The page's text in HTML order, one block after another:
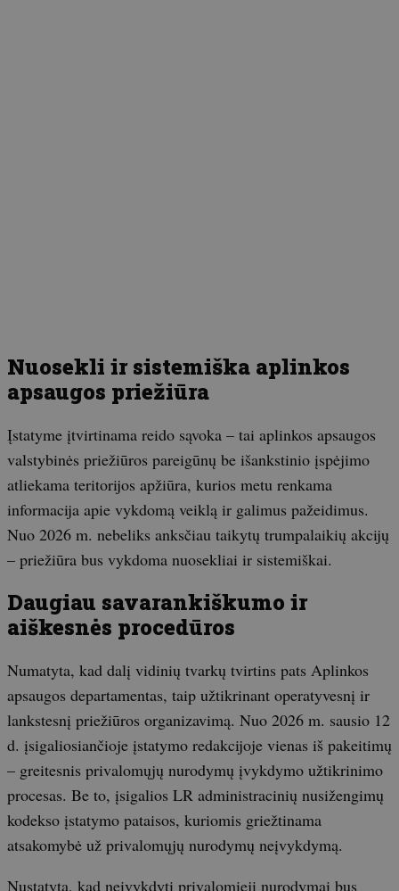
Nuosekli ir sistemiška aplinkos
apsaugos priežiūra
Įstatyme įtvirtinama reido sąvoka – tai aplinkos apsaugos
valstybinės priežiūros pareigūnų be išankstinio įspėjimo
atliekama teritorijos apžiūra, kurios metu renkama
informacija apie vykdomą veiklą ir galimus pažeidimus.
Nuo 2026 m. nebeliks anksčiau taikytų trumpalaikių akcijų
– priežiūra bus vykdoma nuosekliai ir sistemiškai.
Daugiau savarankiškumo ir
aiškesnės procedūros
Numatyta, kad dalį vidinių tvarkų tvirtins pats Aplinkos
apsaugos departamentas, taip užtikrinant operatyvesnį ir
lankstesnį priežiūros organizavimą. Nuo 2026 m. sausio 12
d. įsigaliosiančioje įstatymo redakcijoje vienas iš pakeitimų
– greitesnis privalomųjų nurodymų įvykdymo užtikrinimo
procesas. Be to, įsigalios LR administracinių nusižengimų
kodekso įstatymo pataisos, kuriomis griežtinama
atsakomybė už privalomųjų nurodymų neįvykdymą.
Nustatyta, kad neįvykdyti privalomieji nurodymai bus